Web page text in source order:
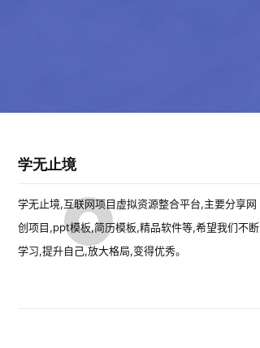
学无止境
学无止境,互联网项目虚拟资源整合平台,主要分享网
创项目,ppt模板,简历模板,精品软件等,希望我们不断
学习,提升自己,放大格局,变得优秀。